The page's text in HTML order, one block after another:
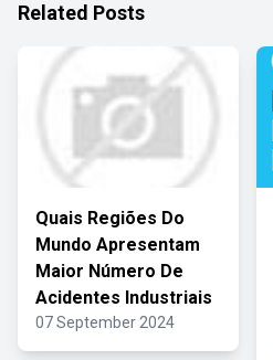
Related Posts
Quais Regiões Do
Mundo Apresentam
Maior Número De
Acidentes Industriais
07 September 2024